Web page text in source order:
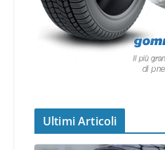
Ultimi Articoli